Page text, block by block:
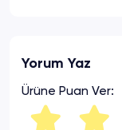
Yorum Yaz
Ürüne Puan Ver: